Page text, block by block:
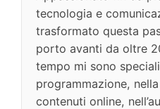
tecnologia e
trasformato questa
porto avanti da oltre
tempo mi sono
programmazione,
contenuti online,